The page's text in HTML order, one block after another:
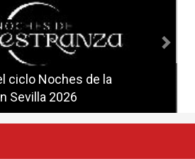
ciclo Noches de la
Sevilla 2026
ciclo Candlelight en